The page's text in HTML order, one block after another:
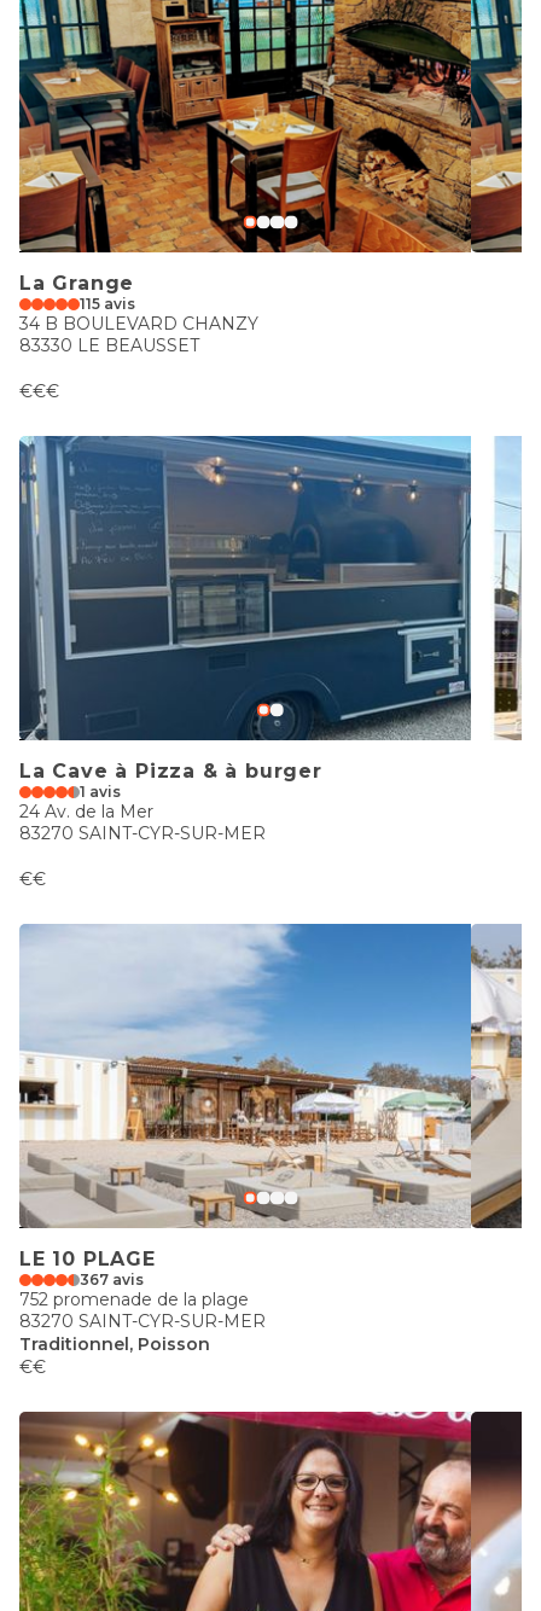
La Grange
115 avis
34 B BOULEVARD CHANZY
83330 LE BEAUSSET
€€€
La Cave à Pizza & à burger
1 avis
24 Av. de la Mer
83270 SAINT-CYR-SUR-MER
€€
LE 10 PLAGE
367 avis
752 promenade de la plage
83270 SAINT-CYR-SUR-MER
Traditionnel, Poisson
€€